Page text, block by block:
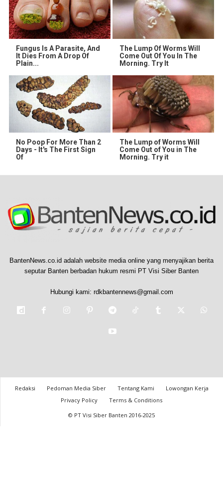
Fungus Is A Parasite, And
It Dies From A Drop Of
Plain...
The Lump Of Worms Will
Come Out Of You In The
Morning. Try It
No Poop For More Than 2
Days - It's The First Sign
Of
The Lump of Worms Will
Come Out of You in The
Morning. Try it
BantenNews.co.id adalah website media online yang menyajikan berita
seputar Banten berbadan hukum resmi PT Visi Siber Banten
Hubungi kami: rdkbantennews@gmail.com
Redaksi Pedoman Media Siber Tentang Kami
Lowongan Kerja
Privacy Policy
Terms & Conditions
© PT Visi Siber Banten 2016-2025